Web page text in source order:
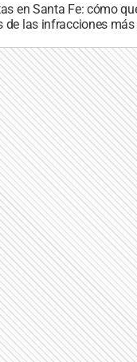
en Santa Fe: cómo
de las infracciones